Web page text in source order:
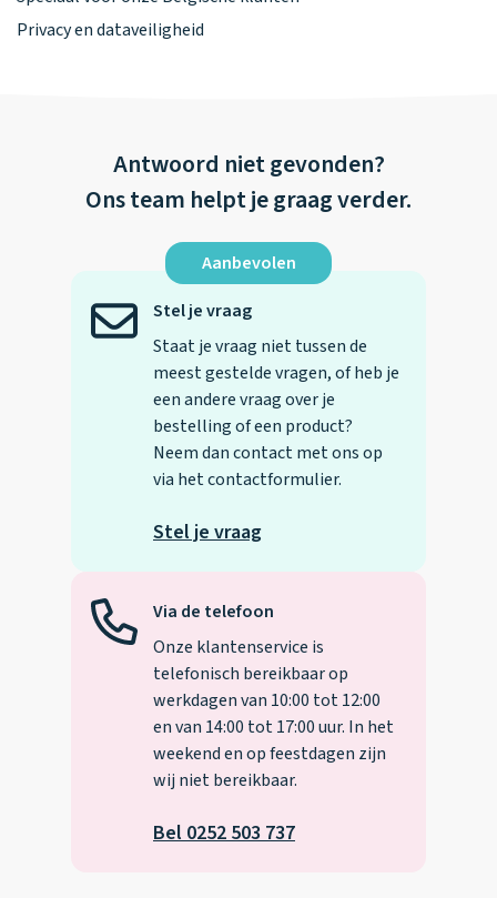
Privacy en dataveiligheid
Antwoord niet gevonden?
Ons team helpt je graag verder.
Via de telefoon
Onze klantenservice is
telefonisch bereikbaar op
werkdagen van 10:00 tot 12:00
en van 14:00 tot 17:00 uur. In het
weekend en op feestdagen zijn
wij niet bereikbaar.
Bel 0252 503 737
Aanbevolen
Stel je vraag
Staat je vraag niet tussen de
meest gestelde vragen, of heb je
een andere vraag over je
bestelling of een product?
Neem dan contact met ons op
via het contactformulier.
Stel je vraag